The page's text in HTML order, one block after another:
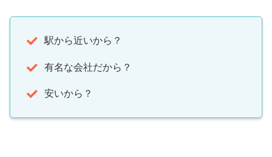
駅から近いから？
有名な会社だから？
安いから？